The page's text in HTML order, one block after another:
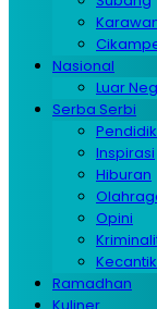
Nasional
Luar
Serba Serbi
Inspirasi
Hiburan
Opini
Ramadhan